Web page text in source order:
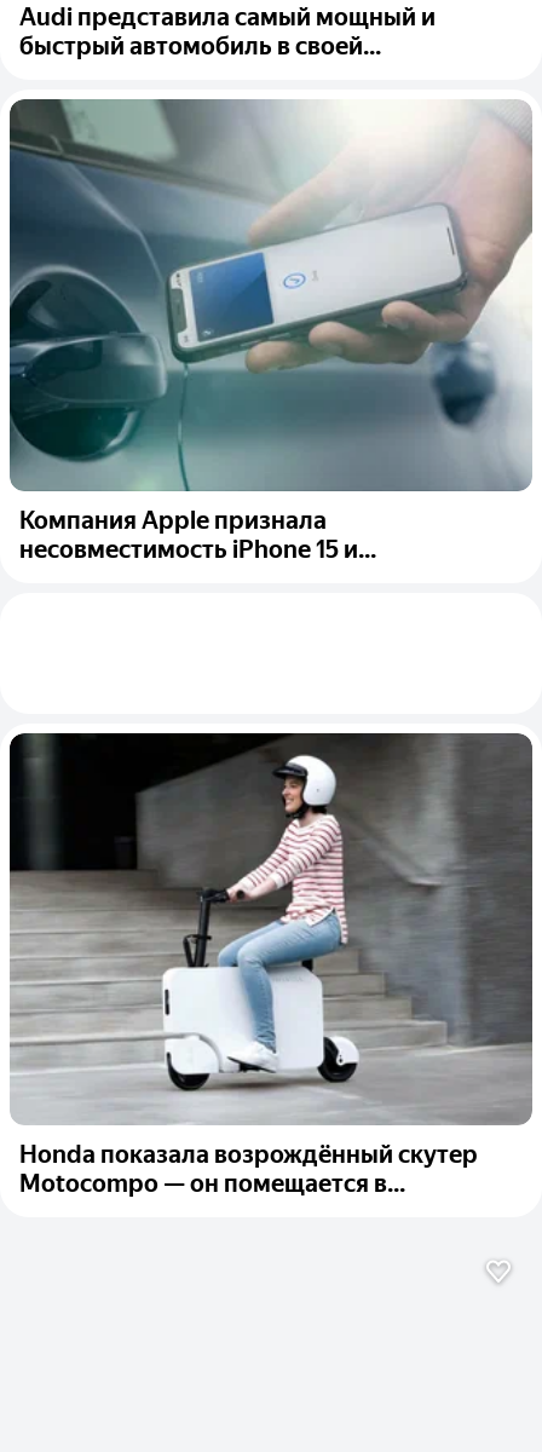
Audi представила самый мощный и
быстрый автомобиль в своей...
Компания Apple признала
несовместимость iPhone 15 и...
Honda показала возрождённый скутер
Motocompo — он помещается в...